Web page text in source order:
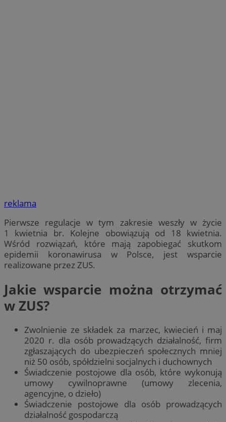
reklama
Pierwsze regulacje w tym zakresie weszły w życie
1 kwietnia br. Kolejne obowiązują od 18 kwietnia.
Wśród rozwiązań, które mają zapobiegać skutkom
epidemii koronawirusa w Polsce, jest wsparcie
realizowane przez ZUS.
Jakie wsparcie można otrzymać
w ZUS?
Zwolnienie ze składek za marzec, kwiecień i maj
2020 r. dla osób prowadzących działalność, firm
zgłaszających do ubezpieczeń społecznych mniej
niż 50 osób, spółdzielni socjalnych i duchownych
Świadczenie postojowe dla osób, które wykonują
umowy cywilnoprawne (umowy zlecenia,
agencyjne, o dzieło)
Świadczenie postojowe dla osób prowadzących
działalność gospodarczą